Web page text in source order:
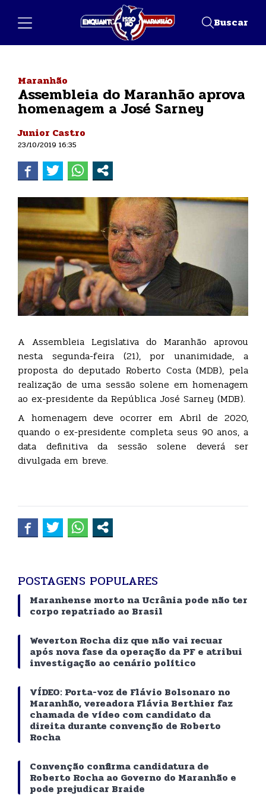
Buscar
Maranhão
Assembleia do Maranhão aprova
homenagem a José Sarney
Junior Castro
23/10/2019 16:35
A Assembleia Legislativa do Maranhão aprovou
nesta segunda-feira (21), por unanimidade, a
proposta do deputado Roberto Costa (MDB), pela
realização de uma sessão solene em homenagem
ao ex-presidente da República José Sarney (MDB).
A homenagem deve ocorrer em Abril de 2020,
quando o ex-presidente completa seus 90 anos, a
data definitiva da sessão solene deverá ser
divulgada em breve.
POSTAGENS POPULARES
Maranhense morto na Ucrânia pode não ter
corpo repatriado ao Brasil
Weverton Rocha diz que não vai recuar
após nova fase da operação da PF e atribui
investigação ao cenário político
VÍDEO: Porta-voz de Flávio Bolsonaro no
Maranhão, vereadora Flávia Berthier faz
chamada de vídeo com candidato da
direita durante convenção de Roberto
Rocha
Convenção confirma candidatura de
Roberto Rocha ao Governo do Maranhão e
pode prejudicar Braide